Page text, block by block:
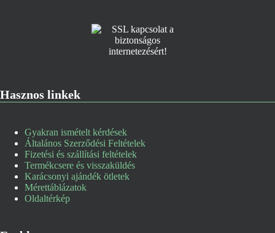
Hasznos linkek
Gyakran ismételt kérdések
Általános Szerződési Feltételek
Fizetési és szállítási feltételek
Termékcsere és visszaküldés
Karácsonyi ajándék ötletek
Mérettáblázatok
Oldaltérkép